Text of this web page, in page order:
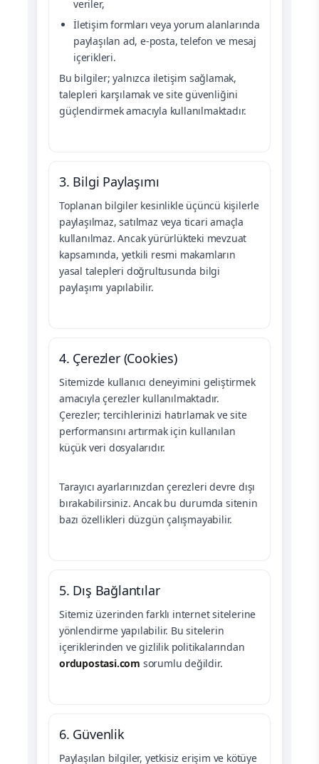
veriler,
İletişim formları veya yorum alanlarında
paylaşılan ad, e-posta, telefon ve mesaj
içerikleri.
Bu bilgiler; yalnızca iletişim sağlamak,
talepleri karşılamak ve site güvenliğini
güçlendirmek amacıyla kullanılmaktadır.
3. Bilgi Paylaşımı
Toplanan bilgiler kesinlikle üçüncü kişilerle
paylaşılmaz, satılmaz veya ticari amaçla
kullanılmaz. Ancak yürürlükteki mevzuat
kapsamında, yetkili resmi makamların
yasal talepleri doğrultusunda bilgi
paylaşımı yapılabilir.
4. Çerezler (Cookies)
Sitemizde kullanıcı deneyimini geliştirmek
amacıyla çerezler kullanılmaktadır.
Çerezler; tercihlerinizi hatırlamak ve site
performansını artırmak için kullanılan
küçük veri dosyalarıdır.
Tarayıcı ayarlarınızdan çerezleri devre dışı
bırakabilirsiniz. Ancak bu durumda sitenin
bazı özellikleri düzgün çalışmayabilir.
5. Dış Bağlantılar
Sitemiz üzerinden farklı internet sitelerine
yönlendirme yapılabilir. Bu sitelerin
içeriklerinden ve gizlilik politikalarından
ordupostasi.com sorumlu değildir.
6. Güvenlik
Paylaşılan bilgiler, yetkisiz erişim ve kötüye